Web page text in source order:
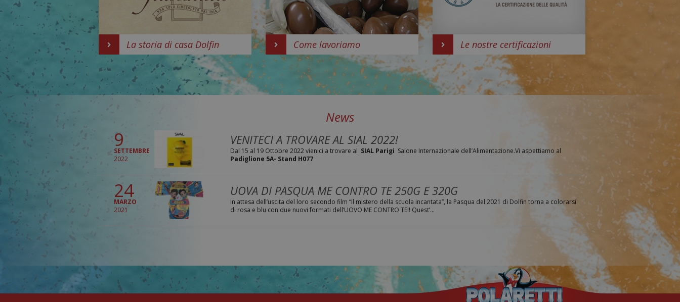
La storia di casa Dolfin Come lavoriamo Le nostre certificazioni
News
9
SETTEMBRE
2022
VENITECI A TROVARE AL SIAL 2022!
Dal 15 al 19 Ottobre 2022 vienici a trovare al SIAL Parigi Salone Internazionale dell’Alimentazione.Vi aspettiamo al
Padiglione 5A- Stand H077
24
MARZO
2021
UOVA DI PASQUA ME CONTRO TE 250G E 320G
In attesa dell’uscita del loro secondo film “Il mistero della scuola incantata”, la Pasqua del 2021 di Dolfin torna a colorarsi
di rosa e blu con due nuovi formati dell’UOVO ME CONTRO TE!! Quest’...